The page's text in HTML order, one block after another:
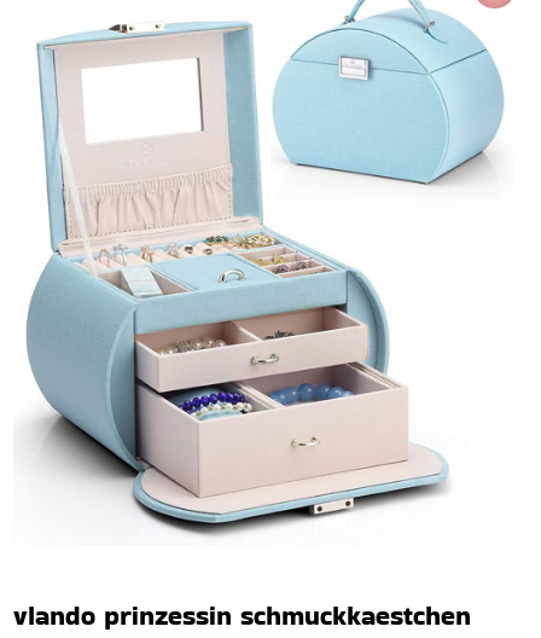
vlando prinzessin schmuckkaestchen